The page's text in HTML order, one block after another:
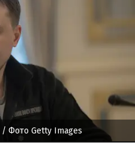
/ Фото Getty Images